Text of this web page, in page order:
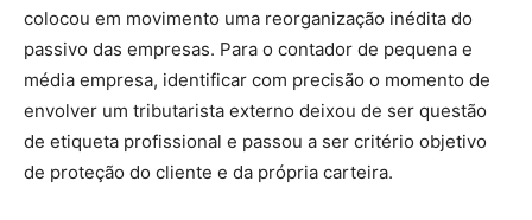
colocou em movimento uma reorganização inédita do
passivo das empresas. Para o contador de pequena e
média empresa, identificar com precisão o momento de
envolver um tributarista externo deixou de ser questão
de etiqueta profissional e passou a ser critério objetivo
de proteção do cliente e da própria carteira.